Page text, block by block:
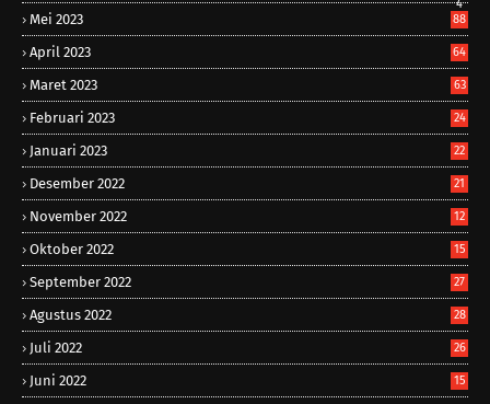
4
Mei 2023 88
April 2023 64
Maret 2023 63
Februari 2023 24
Januari 2023 22
Desember 2022 21
November 2022 12
Oktober 2022 15
September 2022 27
Agustus 2022 28
Juli 2022 26
Juni 2022 15